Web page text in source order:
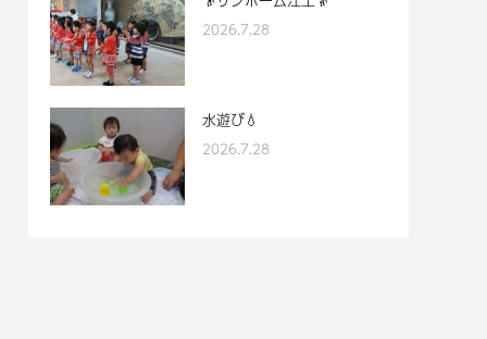
2026.7.28
水遊び💧
2026.7.28